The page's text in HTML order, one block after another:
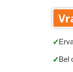
✓
✓Bel